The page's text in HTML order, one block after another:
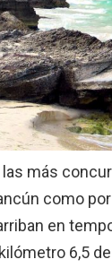
las más
como
en
6,5